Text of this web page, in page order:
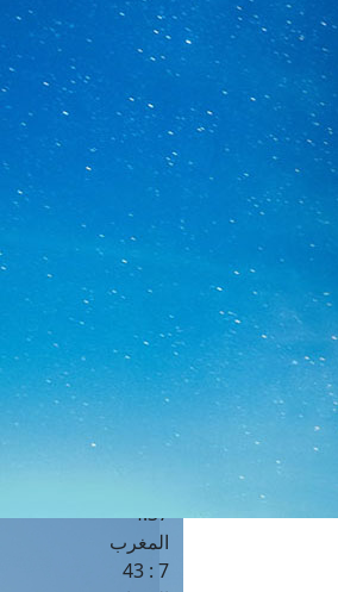
حجز موعد
الفتوى الهاتفية
مَواقِيتُ
القاهرة · 08 أغسطس 2026 م
4 :42
الشروق
6 :18
4:37
المغرب
7 : 43